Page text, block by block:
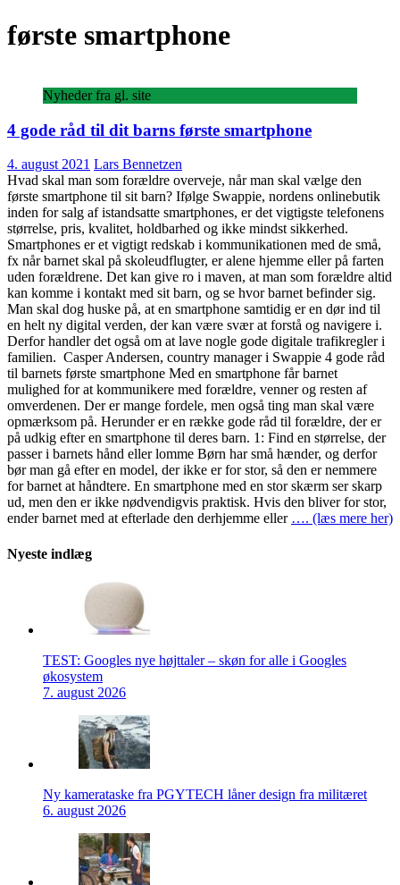
første smartphone
Nyheder fra gl. site
4 gode råd til dit barns første smartphone
4. august 2021 Lars Bennetzen
Hvad skal man som forældre overveje, når man skal vælge den
første smartphone til sit barn? Ifølge Swappie, nordens onlinebutik
inden for salg af istandsatte smartphones, er det vigtigste telefonens
størrelse, pris, kvalitet, holdbarhed og ikke mindst sikkerhed.
Smartphones er et vigtigt redskab i kommunikationen med de små,
fx når barnet skal på skoleudflugter, er alene hjemme eller på farten
uden forældrene. Det kan give ro i maven, at man som forældre altid
kan komme i kontakt med sit barn, og se hvor barnet befinder sig.
Man skal dog huske på, at en smartphone samtidig er en dør ind til
en helt ny digital verden, der kan være svær at forstå og navigere i.
Derfor handler det også om at lave nogle gode digitale trafikregler i
familien. Casper Andersen, country manager i Swappie 4 gode råd
til barnets første smartphone Med en smartphone får barnet
mulighed for at kommunikere med forældre, venner og resten af
omverdenen. Der er mange fordele, men også ting man skal være
opmærksom på. Herunder er en række gode råd til forældre, der er
på udkig efter en smartphone til deres barn. 1: Find en størrelse, der
passer i barnets hånd eller lomme Børn har små hænder, og derfor
bør man gå efter en model, der ikke er for stor, så den er nemmere
for barnet at håndtere. En smartphone med en stor skærm ser skarp
ud, men den er ikke nødvendigvis praktisk. Hvis den bliver for stor,
ender barnet med at efterlade den derhjemme eller …. (læs mere her)
Nyeste indlæg
TEST: Googles nye højttaler – skøn for alle i Googles
økosystem
7. august 2026
Ny kamerataske fra PGYTECH låner design fra militæret
6. august 2026